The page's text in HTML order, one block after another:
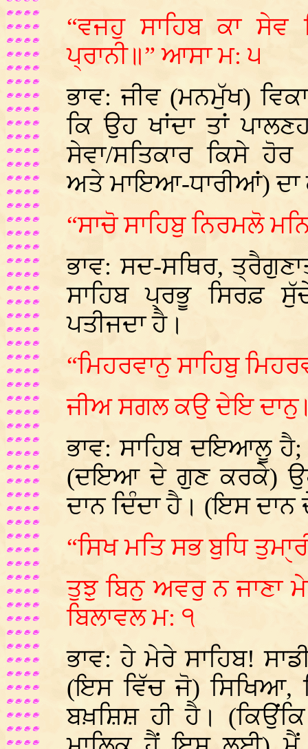
“ਵਜਹੁ ਸਾਹਿਬ ਕਾ ਸੇਵ
ਪ੍ਰਾਨੀ॥” ਆਸਾ ਮ: ੫
ਭਾਵ: ਜੀਵ (ਮਨਮੁੱਖ)
ਕਿ ਉਹ ਖਾਂਦਾ ਤਾਂ
ਸੇਵਾ/ਸਤਿਕਾਰ ਕਿਸੇ
ਅਤੇ ਮਾਇਆ-ਧਾਰੀਆਂ) ਦਾ
“ਸਾਚੋ ਸਾਹਿਬੁ ਨਿਰਮਲੋ
ਭਾਵ: ਸਦ-ਸਥਿਰ,
ਸਾਹਿਬ ਪ੍ਰਭੂ ਸਿਰਫ਼
ਪਤੀਜਦਾ ਹੈ।
“ਮਿਹਰਵਾਨੁ ਸਾਹਿਬੁ
ਜੀਅ ਸਗਲ ਕਉ ਦੇਇ
ਭਾਵ: ਸਾਹਿਬ ਦਇਆਲੂ ਹੈ;
(ਦਇਆ ਦੇ ਗੁਣ ਕਰਕੇ) ਉਹ
ਦਾਨ ਦਿੰਦਾ ਹੈ। (ਇਸ
“ਸਿਖ ਮਤਿ ਸਭ ਬੁਧਿ
ਤੁਝੁ ਬਿਨੁ ਅਵਰੁ ਨ ਜਾਣਾ
ਬਿਲਾਵਲ ਮ: ੧
ਭਾਵ: ਹੇ ਮੇਰੇ ਸਾਹਿਬ!
(ਇਸ ਵਿੱਚ ਜੋ) ਸਿਖਿਆ,
ਬਖ਼ਸ਼ਿਸ਼ ਹੀ ਹੈ।